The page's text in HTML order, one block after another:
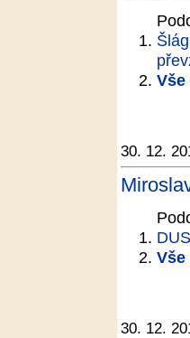
30. 12.
30. 12.